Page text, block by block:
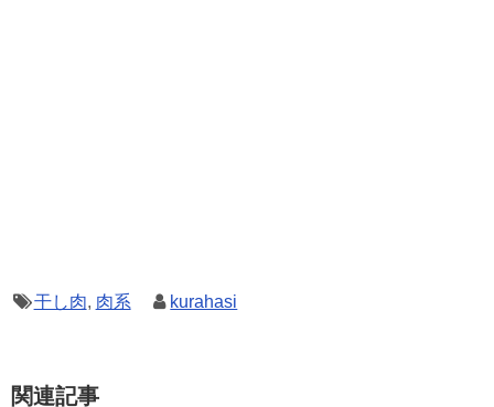
干し肉, 肉系 kurahasi
関連記事